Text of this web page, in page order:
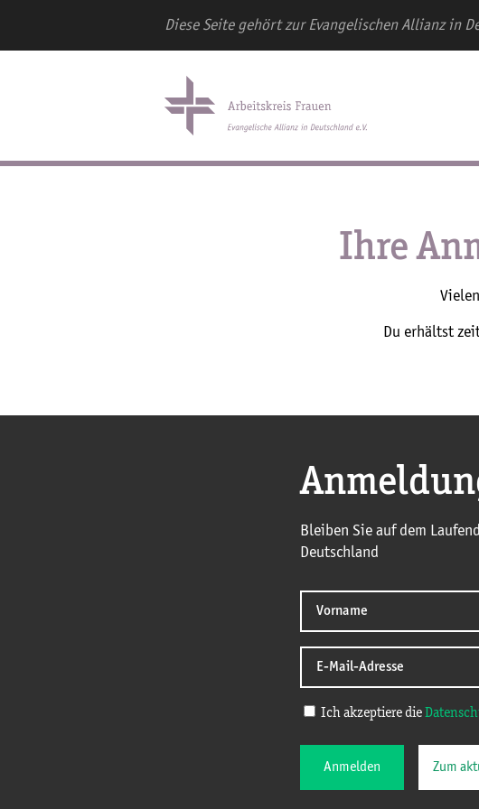
Diese Seite gehört zur Evangelischen Allianz in
Ihre
Du erhältst
Bleiben Sie auf dem
Deutschland
Ich akzeptiere die
Anmelden Zum